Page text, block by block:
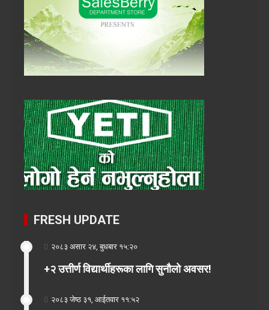
FRESH UPDATE
२०८३ असार २४, बुधबार १५:२०
+२ उत्तीर्ण विद्यार्थीहरूका लागि सुनौलो अवसर!
२०८३ जेष्ठ ३१, आईतवार ११:५२